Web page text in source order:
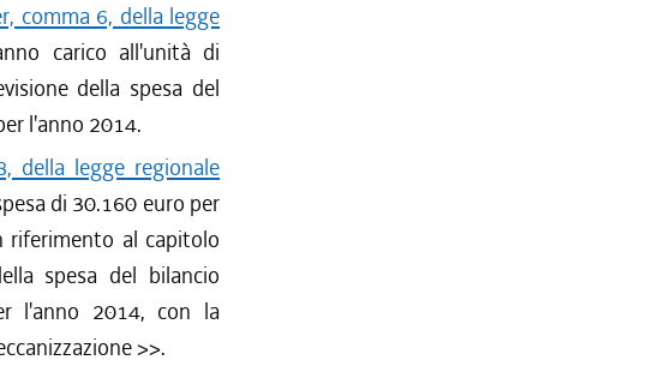
comma 6, della legge
carico all'unità di
della spesa del
l'anno 2014.
della legge regionale
di 30.160 euro per
riferimento al capitolo
spesa del bilancio
l'anno 2014, con la
>>.